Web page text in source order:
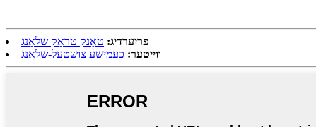
פריערדיג: טאַנק טראָק שלאַנג
ווייטער: כעמישע צושטעל-שלאַנג